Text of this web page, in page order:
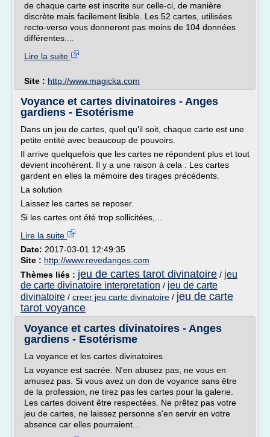
de chaque carte est inscrite sur celle-ci, de manière
discrète mais facilement lisible. Les 52 cartes, utilisées
recto-verso vous donneront pas moins de 104 données
différentes....
Lire la suite
Site : http://www.magicka.com
Voyance et cartes divinatoires - Anges
gardiens - Esotérisme
Dans un jeu de cartes, quel qu'il soit, chaque carte est une
petite entité avec beaucoup de pouvoirs.
Il arrive quelquefois que les cartes ne répondent plus et tout
devient incohérent. Il y a une raison à cela : Les cartes
gardent en elles la mémoire des tirages précédents.
La solution
Laissez les cartes se reposer.
Si les cartes ont été trop sollicitées,...
Lire la suite
Date: 2017-03-01 12:49:35
Site : http://www.revedanges.com
Thèmes liés : jeu de cartes tarot divinatoire / jeu
de carte divinatoire interpretation / jeu de carte
divinatoire / creer jeu carte divinatoire / jeu de carte
tarot voyance
Voyance et cartes divinatoires - Anges
gardiens - Esotérisme
La voyance et les cartes divinatoires
La voyance est sacrée. N'en abusez pas, ne vous en
amusez pas. Si vous avez un don de voyance sans être
de la profession, ne tirez pas les cartes pour la galerie.
Les cartes doivent être respectées. Ne prêtez pas votre
jeu de cartes, ne laissez personne s'en servir en votre
absence car elles pourraient...